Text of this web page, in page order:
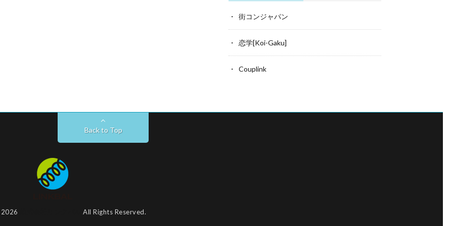
街コンジャパン
恋学[Koi-Gaku]
Couplink
Back to Top
All Rights Reserved.